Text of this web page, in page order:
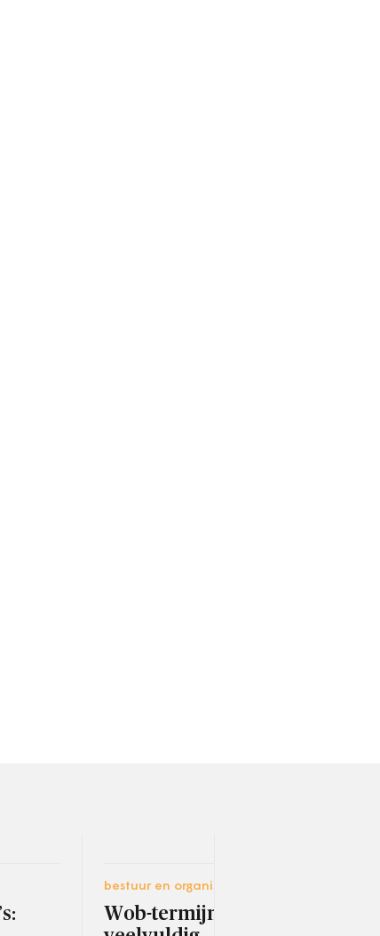
bestuur en organisatie
Wob-termijn